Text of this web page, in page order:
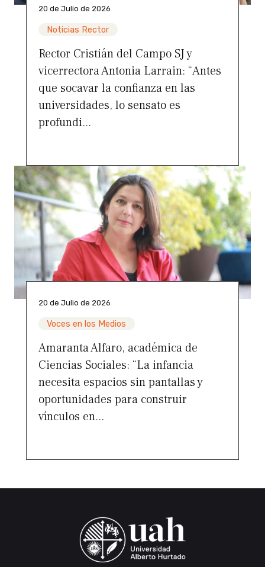
20 de Julio de 2026
Noticias Rector
Rector Cristián del Campo SJ y
vicerrectora Antonia Larrain: “Antes
que socavar la confianza en las
universidades, lo sensato es
profundi...
20 de Julio de 2026
Voces en los Medios
Amaranta Alfaro, académica de
Ciencias Sociales: “La infancia
necesita espacios sin pantallas y
oportunidades para construir
vínculos en...